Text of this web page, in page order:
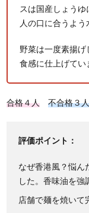
スは国産しょう
人の口に合うよう
野菜は一度素揚
食感に仕上げてい
合格４人 不合格３人
評価ポイント：
なぜ香港風？悩ん
した。香味油を強
店舗で麺を焼いて